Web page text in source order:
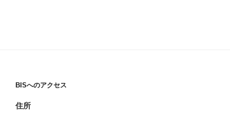
BISへのアクセス
住所